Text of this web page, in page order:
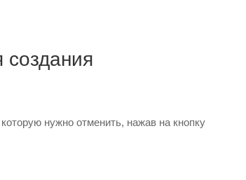
создания
нужно отменить, нажав на кнопку